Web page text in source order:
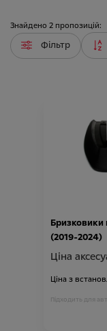
Знайдено 2 пропозицій:
Фільтр
Бризковики
(2019-2024)
Ціна
Ціна з
Підходить для